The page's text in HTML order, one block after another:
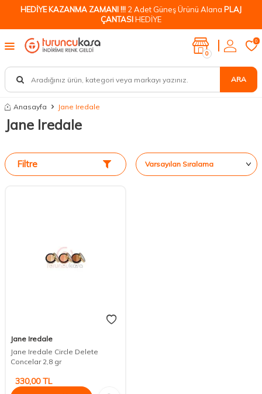
HEDİYE KAZANMA ZAMANI !!! 2 Adet Güneş Ürünü Alana PLAJ
ÇANTASIHEDİYE
ARA
0
0
Anasayfa Jane Iredale
Jane Iredale
Filtre
Jane Iredale
Jane Iredale Circle Delete
Concelar 2,8 gr
330,00TL